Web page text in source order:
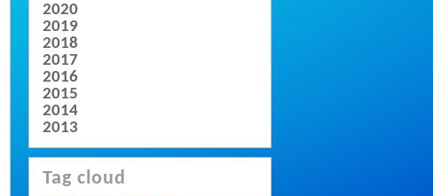
2020
2019
2018
2017
2016
2015
2014
2013
Tag cloud